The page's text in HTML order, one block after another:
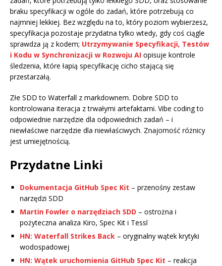
braku specyfikacji w ogóle do zadań, które potrzebują co
najmniej lekkiej. Bez względu na to, który poziom wybierzesz,
specyfikacja pozostaje przydatna tylko wtedy, gdy coś ciągle
sprawdza ją z kodem; Utrzymywanie Specyfikacji, Testów
i Kodu w Synchronizacji w Rozwoju AI opisuje kontrole
śledzenia, które łapią specyfikację cicho stającą się
przestarzałą.
Złe SDD to Waterfall z markdownem. Dobre SDD to
kontrolowana iteracja z trwałymi artefaktami. Vibe coding to
odpowiednie narzędzie dla odpowiednich zadań – i
niewłaściwe narzędzie dla niewłaściwych. Znajomość różnicy
jest umiejętnością.
Przydatne Linki
Dokumentacja GitHub Spec Kit – przenośny zestaw
narzędzi SDD
Martin Fowler o narzędziach SDD – ostrożna i
pożyteczna analiza Kiro, Spec Kit i Tessl
HN: Waterfall Strikes Back – oryginalny wątek krytyki
wodospadowej
HN: Wątek uruchomienia GitHub Spec Kit – reakcja